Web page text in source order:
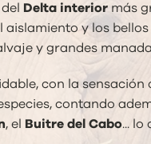
Delta interior más
aislamiento y los
y grandes
con la
contando
, el Buitre del Cabo...